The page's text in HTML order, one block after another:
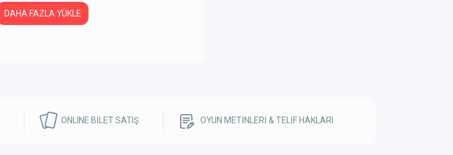
DAHA FAZLA YÜKLE
ONLINE BİLET SATIŞ OYUN METİNLERİ & TELİF HAKLARI